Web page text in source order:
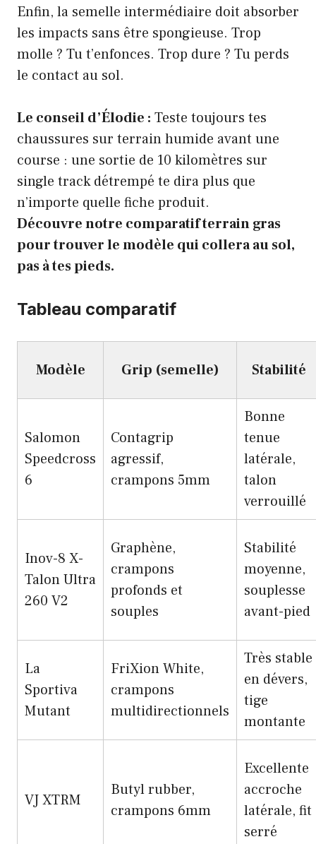
Enfin, la semelle intermédiaire doit absorber
les impacts sans être spongieuse. Trop
molle ? Tu t’enfonces. Trop dure ? Tu perds
le contact au sol.
Le conseil d’Élodie : Teste toujours tes
chaussures sur terrain humide avant une
course : une sortie de 10 kilomètres sur
single track détrempé te dira plus que
n’importe quelle fiche produit.
Découvre notre comparatif terrain gras
pour trouver le modèle qui collera au sol,
pas à tes pieds.
Tableau comparatif
Modèle Grip (semelle) Stabilité
Salomon
Speedcross
6
Contagrip
agressif,
crampons 5mm
Bonne
tenue
latérale,
talon
verrouillé
Inov-8 X-
Talon Ultra
260 V2
Graphène,
crampons
profonds et
souples
Stabilité
moyenne,
souplesse
avant-pied
La
Sportiva
Mutant
FriXion White,
crampons
multidirectionnels
Très stable
en dévers,
tige
montante
VJ XTRM
Butyl rubber,
crampons 6mm
Excellente
accroche
latérale, fit
serré